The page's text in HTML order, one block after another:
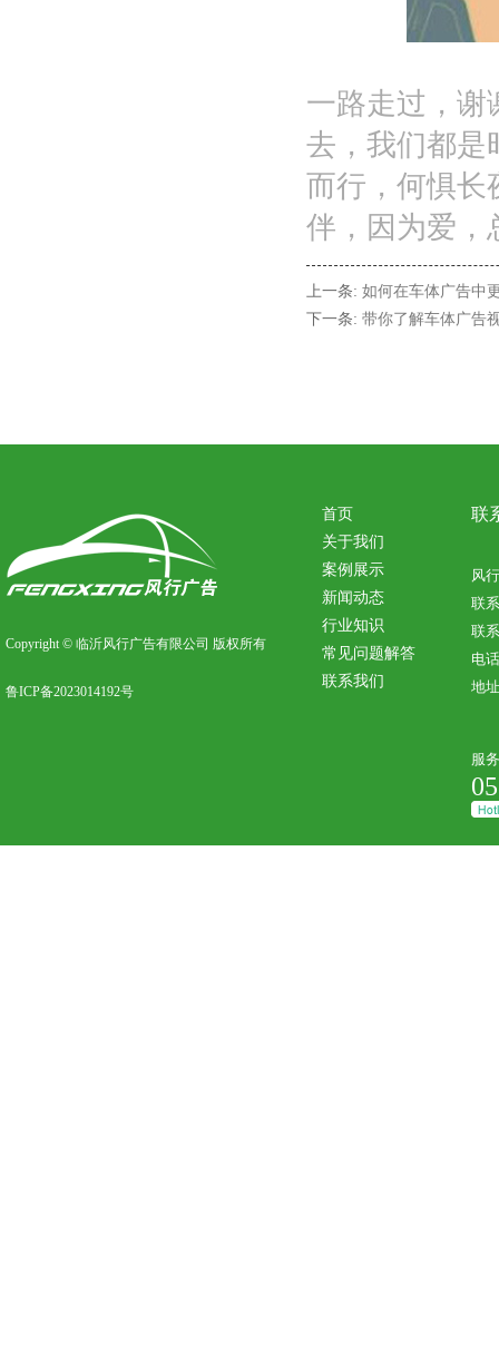
一路走过，谢
去，我们都是
而行，何惧长
伴，因为爱，
上一条: 如何在车体广告中
下一条: 带你了解车体广告
Copyright © 临沂风行广告有限公司 版权所有
鲁ICP备2023014192号
首页
关于我们
案例展示
新闻动态
行业知识
常见问题解答
联系我们
联
风
联
联
电
地
服